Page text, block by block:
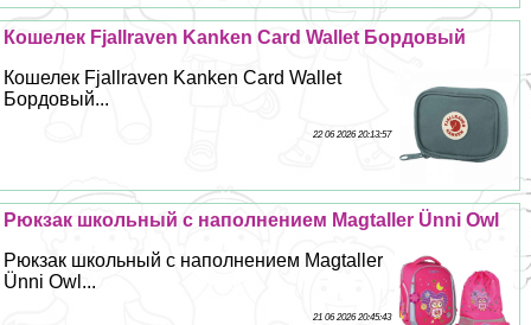
Кошелек Fjallraven Kanken Card Wallet Бордовый
Кошелек Fjallraven Kanken Card Wallet
Бордовый...
22 06 2026 20:13:57
Рюкзак школьный с наполнением Magtaller Ünni Owl
Рюкзак школьный с наполнением Magtaller
Ünni Owl...
21 06 2026 20:45:43